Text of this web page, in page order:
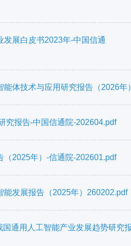
发展白皮书2023年-中国信通
能体技术与应用研究报告（2026年
究报告-中国信通院-202604.pdf
（2025年）-信通院-202601.pdf
能发展报告（2025年）260202.pdf
国通用人工智能产业发展趋势研究